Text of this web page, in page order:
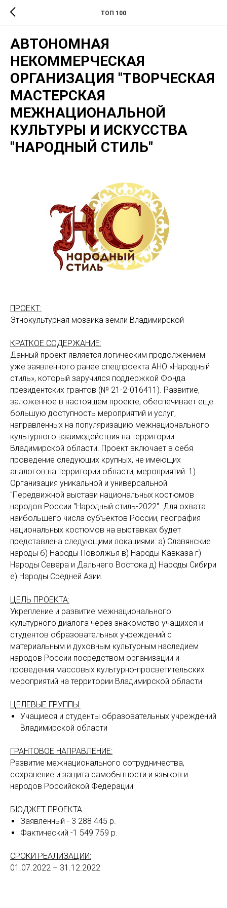
ТОП 100
АВТОНОМНАЯ
НЕКОММЕРЧЕСКАЯ
ОРГАНИЗАЦИЯ "ТВОРЧЕСКАЯ
МАСТЕРСКАЯ
МЕЖНАЦИОНАЛЬНОЙ
КУЛЬТУРЫ И ИСКУССТВА
"НАРОДНЫЙ СТИЛЬ"
ПРОЕКТ:
Этнокультурная мозаика земли Владимирской
КРАТКОЕ СОДЕРЖАНИЕ:
Данный проект является логическим продолжением
уже заявленного ранее спецпроекта АНО «Народный
стиль», который заручился поддержкой Фонда
президентских грантов (№ 21-2-016411). Развитие,
заложенное в настоящем проекте, обеспечивает еще
большую доступность мероприятий и услуг,
направленных на популяризацию межнационального
культурного взаимодействия на территории
Владимирской области. Проект включает в себя
проведение следующих крупных, не имеющих
аналогов на территории области, мероприятий: 1)
Организация уникальной и универсальной
"Передвижной выстави национальных костюмов
народов России "Народный стиль-2022". Для охвата
наибольшего числа субъектов России, география
национальных костюмов на выставках будет
представлена следующими локациями: а) Славянские
народы б) Народы Поволжья в) Народы Кавказа г)
Народы Севера и Дальнего Востока д) Народы Сибири
е) Народы Средней Азии.
ЦЕЛЬ ПРОЕКТА:
Укрепление и развитие межнационального
культурного диалога через знакомство учащихся и
студентов образовательных учреждений с
материальным и духовным культурным наследием
народов России посредством организации и
проведения массовых культурно-просветительских
мероприятий на территории Владимирской области
ЦЕЛЕВЫЕ ГРУППЫ:
Учащиеся и студенты образовательных учреждений
Владимирской области
ГРАНТОВОЕ НАПРАВЛЕНИЕ:
Развитие межнационального сотрудничества,
сохранение и защита самобытности и языков и
народов Российской Федерации
БЮДЖЕТ ПРОЕКТА:
Заявленный - 3 288 445 р.
Фактический -1 549 759 р.
СРОКИ РЕАЛИЗАЦИИ:
01.07.2022 – 31.12.2022